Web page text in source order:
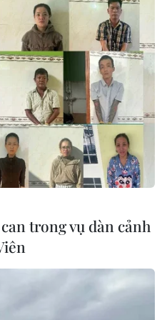
chợ truyền thống giúp
văn hóa, các giá trị thủ
phần quảng bá hình ảnh
tế.
trong vụ dàn cảnh